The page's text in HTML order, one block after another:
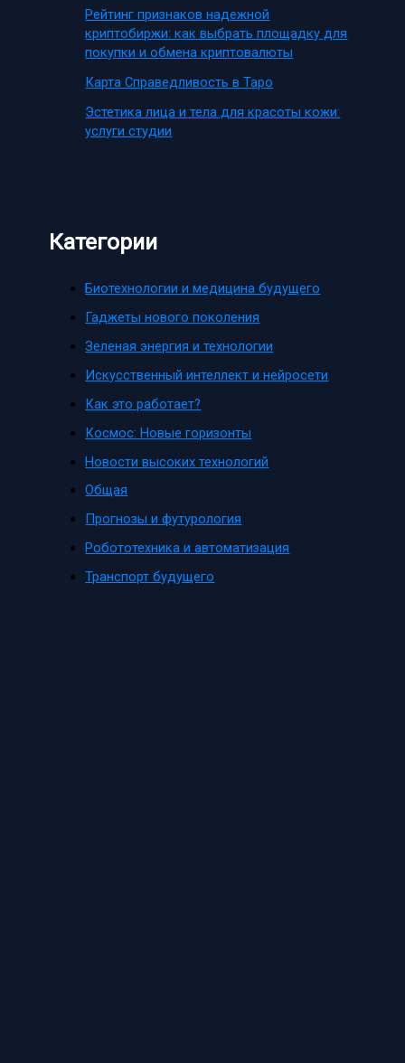
Рейтинг признаков надежной
криптобиржи: как выбрать площадку для
покупки и обмена криптовалюты
Карта Справедливость в Таро
Эстетика лица и тела для красоты кожи:
услуги студии
Категории
Биотехнологии и медицина будущего
Гаджеты нового поколения
Зеленая энергия и технологии
Искусственный интеллект и нейросети
Как это работает?
Космос: Новые горизонты
Новости высоких технологий
Общая
Прогнозы и футурология
Робототехника и автоматизация
Транспорт будущего